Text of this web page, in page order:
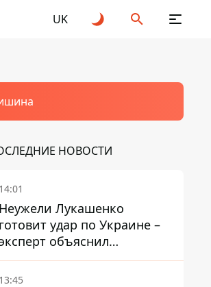
UK
НОВОСТИ
14:01
Неужели Лукашенко
готовит удар по Украине –
объяснил
назначение
новой гомельской бригады
13:45